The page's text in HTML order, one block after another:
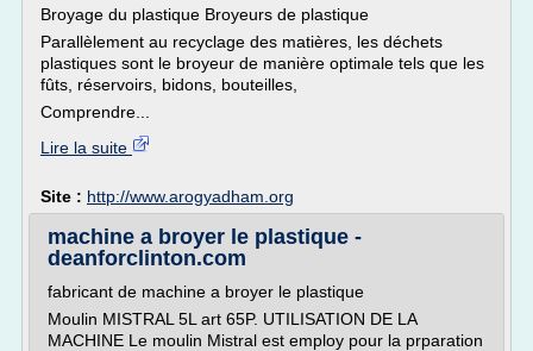
Broyage du plastique Broyeurs de plastique
Parallèlement au recyclage des matières, les déchets
plastiques sont le broyeur de manière optimale tels que les
fûts, réservoirs, bidons, bouteilles,
Comprendre...
Lire la suite
Site : http://www.arogyadham.org
machine a broyer le plastique -
deanforclinton.com
fabricant de machine a broyer le plastique
Moulin MISTRAL 5L art 65P. UTILISATION DE LA
MACHINE Le moulin Mistral est employ pour la prparation